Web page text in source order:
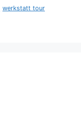
werkstatt tour